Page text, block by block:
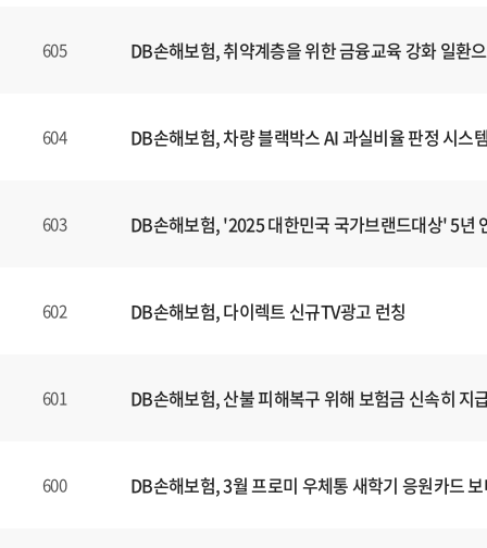
605 DB손해보험, 취약계층을 위한 금융교육 강화 일환
604 DB손해보험, 차량 블랙박스 AI 과실비율 판정 시스
603 DB손해보험, '2025 대한민국 국가브랜드대상' 5년
602 DB손해보험, 다이렉트 신규TV광고 런칭
601 DB손해보험, 산불 피해복구 위해 보험금 신속히 지
600 DB손해보험, 3월 프로미 우체통 새학기 응원카드